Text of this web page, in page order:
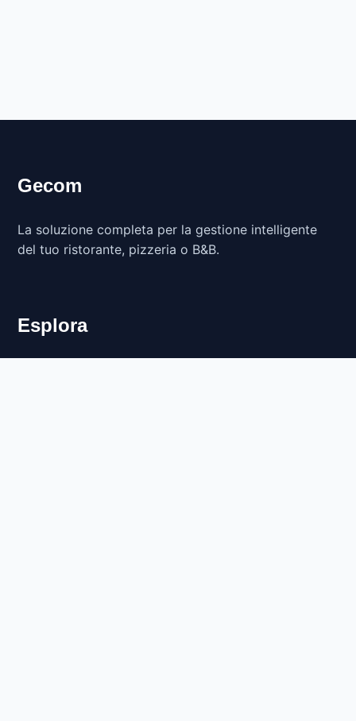
Gecom
La soluzione completa per la gestione intelligente
del tuo ristorante, pizzeria o B&B.
Esplora